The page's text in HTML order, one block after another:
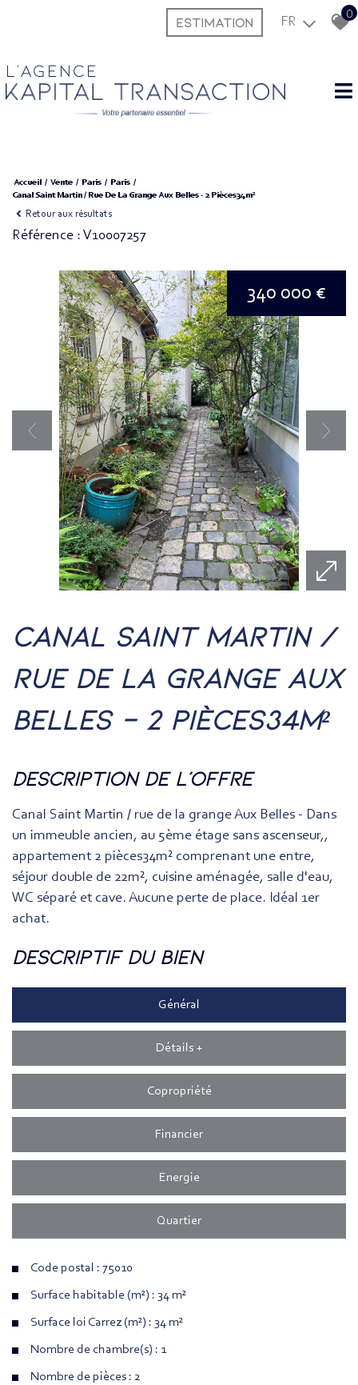
ESTIMATION FR
0
L'agence
Accueil Vente Paris
Paris
Canal Saint Martin / Rue De La Grange Aux Belles - 2 Pièces34m²
Retour aux résultats
Référence : V10007257
340 000 €
canal saint martin /
rue de la grange aux
belles - 2 pièces34m²
description de l'offre
Canal Saint Martin / rue de la grange Aux Belles - Dans
un immeuble ancien, au 5ème étage sans ascenseur,,
appartement 2 pièces34m² comprenant une entre,
séjour double de 22m², cuisine aménagée, salle d'eau,
WC séparé et cave. Aucune perte de place. Idéal 1er
achat.
descriptif du bien
Général
Détails +
Copropriété
Financier
Energie
Quartier
Code postal : 75010
Surface habitable (m²) : 34 m²
Surface loi Carrez (m²) : 34 m²
Nombre de chambre(s) : 1
Nombre de pièces : 2